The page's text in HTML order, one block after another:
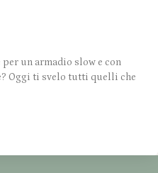
un armadio slow e con
Oggi ti svelo tutti quelli che